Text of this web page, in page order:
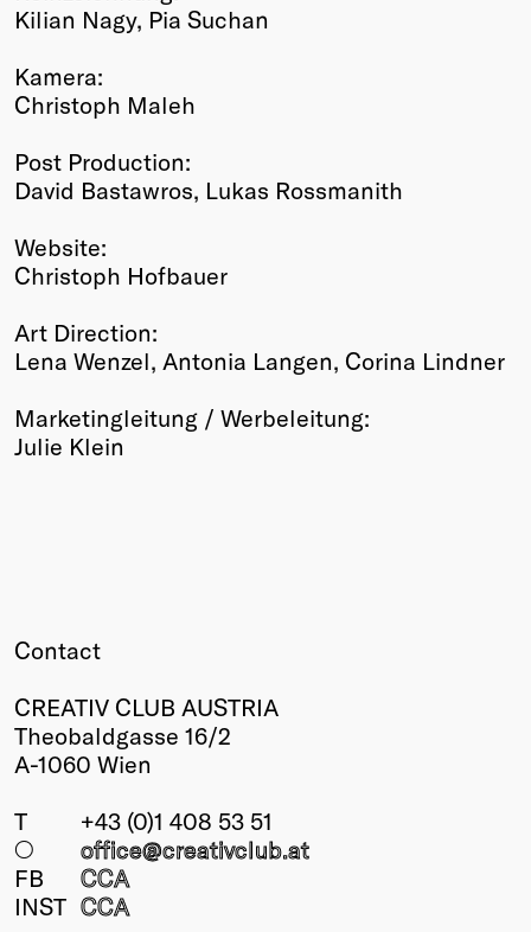
Kilian Nagy, Pia Suchan
Kamera:
Christoph Maleh
Post Production:
David Bastawros, Lukas Rossmanith
Website:
Christoph Hofbauer
Art Direction:
Lena Wenzel, Antonia Langen, Corina Lindner
Marketingleitung / Werbeleitung:
Julie Klein
Contact
CREATIV CLUB AUSTRIA
Theobaldgasse 16/2
A-1060 Wien
T
+43 (0)1 408 53 51
○
office@creativclub.at
FB
CCA
INST CCA